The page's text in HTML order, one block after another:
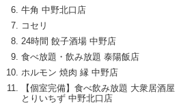
牛角 中野北口店
コセリ
24時間 餃子酒場 中野店
食べ放題・飲み放題 泰陽飯店
ホルモン 焼肉 縁 中野店
【個室完備】食べ飲み放題 大衆居酒屋
とりいちず 中野北口店